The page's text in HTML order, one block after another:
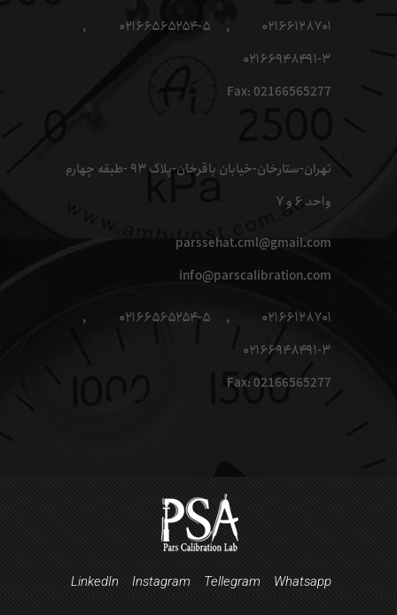
۰۲۱۶۶۱۲۸۷۰۱ , ۰۲۱۶۶۵۶۵۲۵۴-۵ ,
۰۲۱۶۶۹۴۸۴۹۱-۳
Fax: 02166565277
تهران-ستارخان-خیابان باقرخان-پلاک ۹۳ -طبقه چهارم
واحد ۶ و ۷
parssehat.cml@gmail.com
info@parscalibration.com
۰۲۱۶۶۱۲۸۷۰۱ , ۰۲۱۶۶۵۶۵۲۵۴-۵ ,
۰۲۱۶۶۹۴۸۴۹۱-۳
Fax: 02166565277
LinkedIn Instagram Tellegram Whatsapp